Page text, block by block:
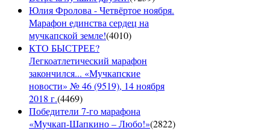
Юлия Фролова - Четвёртое ноября.
Марафон единства сердец на
мучкапской земле!(4010)
КТО БЫСТРЕЕ?
Легкоатлетический марафон
закончился... «Мучкапские
новости» № 46 (9519), 14 ноября
2018 г.(4469)
Победители 7-го марафона
«Мучкап-Шапкино – Любо!»(2822)